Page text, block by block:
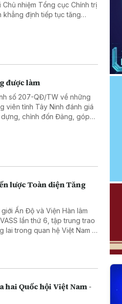
nhiệm Tổng cục Chính trị
khẳng định tiếp tục tăng
được làm
số 207-QĐ/TW về những
viên tỉnh Tây Ninh đánh giá
chỉnh đốn Đảng, góp
lược Toàn diện Tăng
Ấn Độ và Viện Hàn lâm
lần thứ 6, tập trung trao
lai trong quan hệ Việt Nam –
Quốc hội Việt Nam -